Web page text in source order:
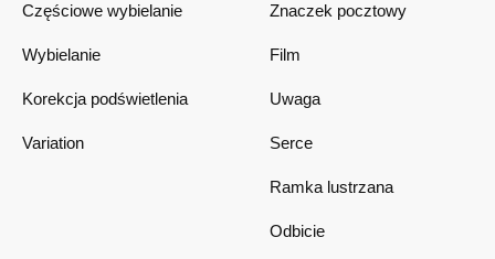
Częściowe wybielanie
Wybielanie
Korekcja podświetlenia
Variation
Znaczek pocztowy
Film
Uwaga
Serce
Ramka lustrzana
Odbicie